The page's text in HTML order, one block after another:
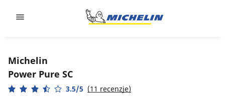
Michelin
Power Pure SC
3.5/5 (11 recenzje)